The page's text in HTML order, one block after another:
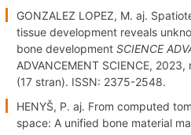
GONZALEZ LOPEZ, M. aj.
tissue development reveals
bone development SCIENCE
ADVANCEMENT SCIENCE,
(17 stran). ISSN: 2375-2548.
HENYŠ, P. aj. From computed
space: A unified bone material